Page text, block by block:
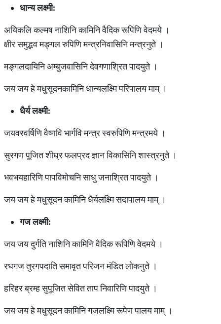
धान्य लक्ष्मी:
अयिकलि कल्मष नाशिनि कामिनि वैदिक रूपिणि वेदमये ।
क्षीर समुद्भव मङ्गल रुपिणि मन्त्रनिवासिनि मन्त्रनुते ।
मङ्गलदायिनि अम्बुजवासिनि देवगणाश्रित पादयुते ।
जय जय हे मधुसूदनकामिनि धान्यलक्ष्मि परिपालय माम् ।
धैर्य लक्ष्मी:
जयवरवर्षिणि वैष्णवि भार्गवि मन्त्र स्वरुपिणि मन्त्रमये ।
सुरगण पूजित शीघ्र फलप्रद ज्ञान विकासिनि शास्त्रनुते ।
भवभयहारिणि पापविमोचनि साधु जनाश्रित पादयुते ।
जय जय हे मधुसूदन कामिनि धैर्यलक्ष्मि सदापालय माम् ।
गज लक्ष्मी:
जय जय दुर्गति नाशिनि कामिनि वैदिक रूपिणि वेदमये ।
रधगज तुरगपदाति समावृत परिजन मंडित लोकनुते ।
हरिहर ब्रम्ह सुपूजित सेवित ताप निवारिणि पादयुते ।
जय जय हे मधुसूदन कामिनि गजलक्ष्मि रूपेण पालय माम् ।